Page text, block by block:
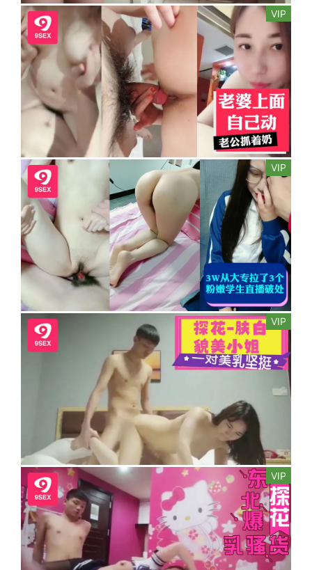
VIP
VIP
VIP
VIP